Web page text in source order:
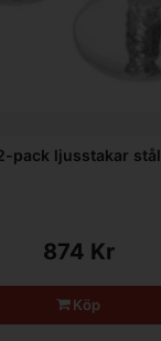
pack ljusstakar stål
874 Kr
Köp